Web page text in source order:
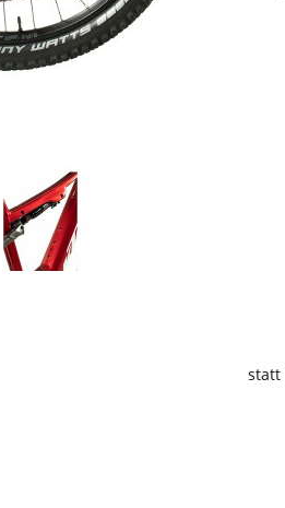
statt